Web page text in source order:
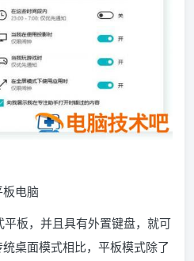
电脑
板，并且具有外置键盘，就可
桌面模式相比，平板模式除了